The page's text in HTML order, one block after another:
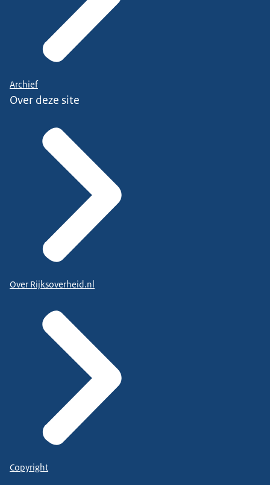
Archief
Over deze site
Over Rijksoverheid.nl
Copyright